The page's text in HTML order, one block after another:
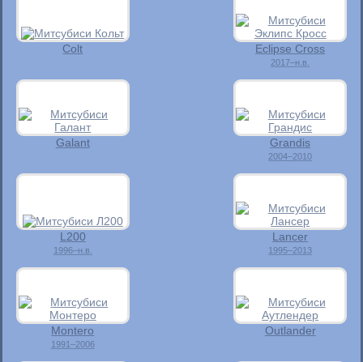
Colt Eclipse Cross
2017–н.в.
Galant Grandis
2004–2010
L200
1996–н.в.
Lancer
1995–2013
Montero
1991–2006
Outlander